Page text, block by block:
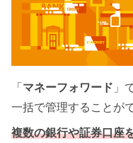
まとめ
2020年の家計簿
マネーフォワー
「 マネーフォワード 」
一括で管理することが
複数の銀行や証券口座